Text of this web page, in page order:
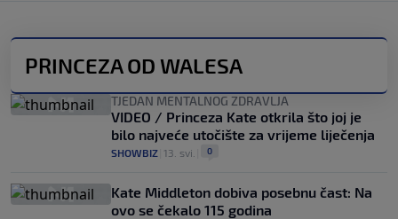
PRINCEZA OD WALESA
TJEDAN MENTALNOG ZDRAVLJA
VIDEO / Princeza Kate otkrila što joj je
bilo najveće utočište za vrijeme liječenja
SHOWBIZ 13. svi. 0
Kate Middleton dobiva posebnu čast: Na
ovo se čekalo 115 godina